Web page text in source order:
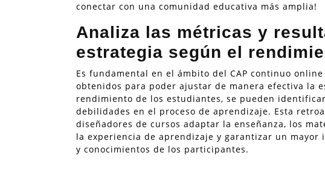
conectar con una comunidad educativa más amplia!
Analiza las métricas y
estrategia según el
Es fundamental en el ámbito del CAP continuo
obtenidos para poder ajustar de manera efectiva la
rendimiento de los estudiantes, se pueden
debilidades en el proceso de aprendizaje. Esta
diseñadores de cursos adaptar la enseñanza, los
la experiencia de aprendizaje y garantizar un
y conocimientos de los participantes.